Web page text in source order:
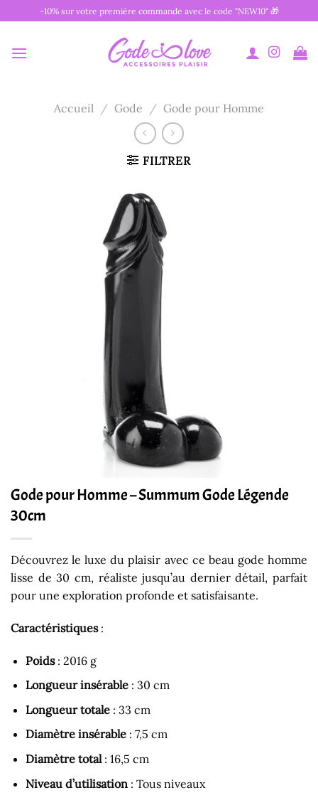
au
-10% sur votre première commande avec le code "NEW10" 🎁
Accueil / Gode / Gode pour Homme
FILTRER
Gode pour Homme – Summum Gode Légende
30cm
Découvrez le luxe du plaisir avec ce beau gode homme
lisse de 30 cm, réaliste jusqu’au dernier détail, parfait
pour une exploration profonde et satisfaisante.
Caractéristiques:
Poids: 2016 g
Longueur insérable: 30 cm
Longueur totale: 33 cm
Diamètre insérable: 7,5 cm
Diamètre total: 16,5 cm
Niveau d’utilisation: Tous niveaux